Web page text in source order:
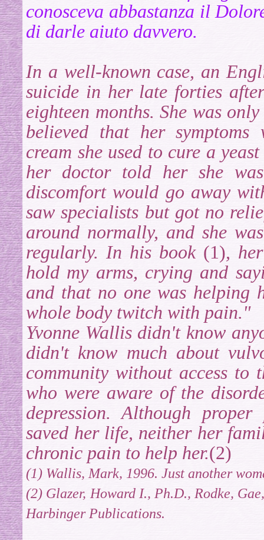
conosceva abbastanza il
di darle aiuto davvero.
In a well-known case, an
suicide in her late forties
eighteen months. She was
believed that her
cream she used to cure a
her doctor told her she
discomfort would go away
saw specialists but got no
around normally, and she
regularly. In his book(1),
hold my arms, crying and
and that no one was helping
whole body twitch with pain."
Yvonne Wallis didn't know
didn't know much about
community without access to
who were aware of the
depression. Although
saved her life, neither her
chronic pain to help her.(2)
(1) Wallis, Mark, 1996. Just another
(2) Glazer, Howard I., Ph.D., Rodke,
Harbinger Publications.